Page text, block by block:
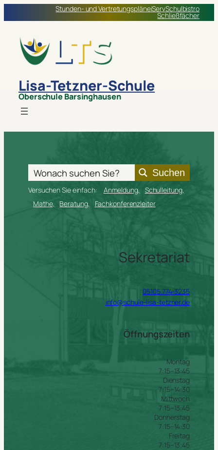
Stunden- und VertretungspläneiServSchulbistro
Schließfächer
Lisa-Tetzner-Schule
Oberschule Barsinghausen
Suchen
Versuchen Sie einfach: Anmeldung
Schulleitung
Mathe
Beratung Fachkonferenzleiter
Sekretariat
05105.774-3235
info@schule-lisa-tetzner.de
Öffnungszeiten
Montag
7:15–13:45
Dienstag
7:15–14:30
Mittwoch
7:15–13:45
Donnerstag
7:15–14:30
Freitag
7:15–13:45